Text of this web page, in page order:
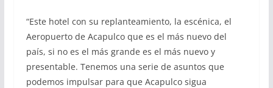
“Este hotel con su replanteamiento, la escénica, el
Aeropuerto de Acapulco que es el más nuevo del
país, si no es el más grande es el más nuevo y
presentable. Tenemos una serie de asuntos que
podemos impulsar para que Acapulco sigua